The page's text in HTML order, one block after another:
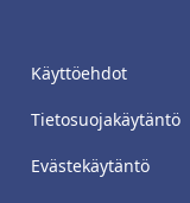
Käyttöehdot
Tietosuojakäytäntö
Evästekäytäntö